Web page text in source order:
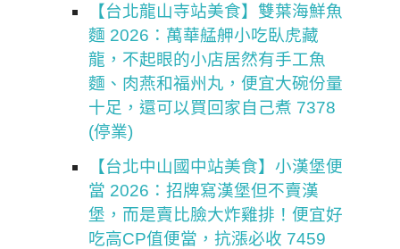
【台北龍山寺站美食】雙葉海鮮魚
麵 2026：萬華艋舺小吃臥虎藏
龍，不起眼的小店居然有手工魚
麵、肉燕和福州丸，便宜大碗份量
十足，還可以買回家自己煮 7378
(停業)
【台北中山國中站美食】小漢堡便
當 2026：招牌寫漢堡但不賣漢
堡，而是賣比臉大炸雞排！便宜好
吃高CP值便當，抗漲必收 7459